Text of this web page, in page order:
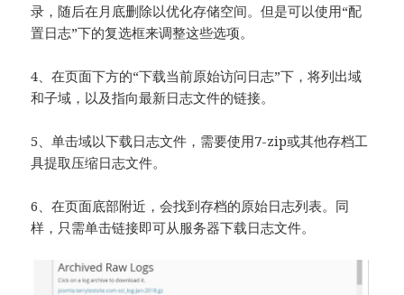
录，随后在月底删除以优化存储空间。但是可以使用“配
置日志”下的复选框来调整这些选项。
4、在页面下方的“下载当前原始访问日志”下，将列出域
和子域，以及指向最新日志文件的链接。
5、单击域以下载日志文件，需要使用7-zip或其他存档工
具提取压缩日志文件。
6、在页面底部附近，会找到存档的原始日志列表。同
样，只需单击链接即可从服务器下载日志文件。